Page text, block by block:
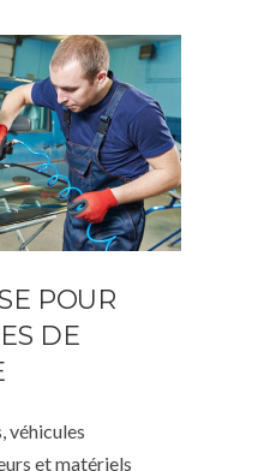
POUR
DE
véhicules
et matériels